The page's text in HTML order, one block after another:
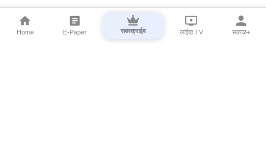
Home E-Paper सबस्क्राईब लाईव्ह TV सकाळ+